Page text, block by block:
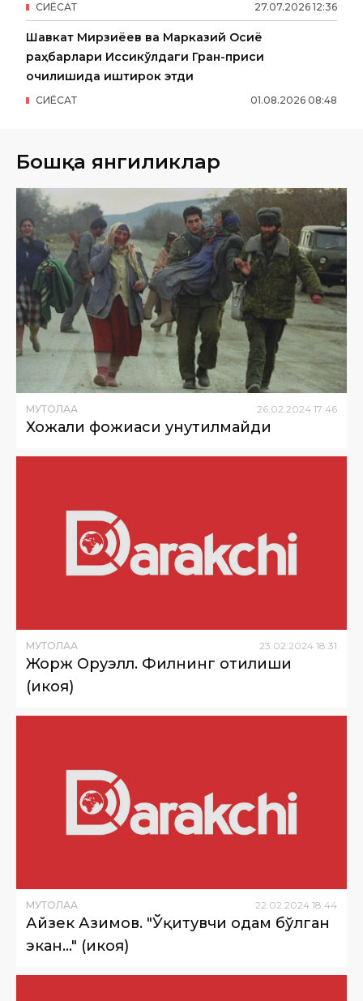
27.07.2026 12:36
СИËСАТ
Шавкат Мирзиёев ва Марказий Осиё
раҳбарлари Иссиқкўлдаги Гран-приси
очилишида иштирок этди
01.08.2026 08:48
СИËСАТ
Бошқа янгиликлар
МУТОЛАА 26 02 2024 17:46
Хожали фожиаси унутилмайди
МУТОЛАА 23.02.2024 18:31
Жорж Оруэлл. Филнинг отилиши
(ҳикоя)
МУТОЛАА 22.02.2024 18:44
Айзек Азимов. "Ўқитувчи одам бўлган
экан…" (ҳикоя)